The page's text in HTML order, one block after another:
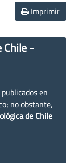
Imprimir
Chile -
en
no obstante,
de Chile